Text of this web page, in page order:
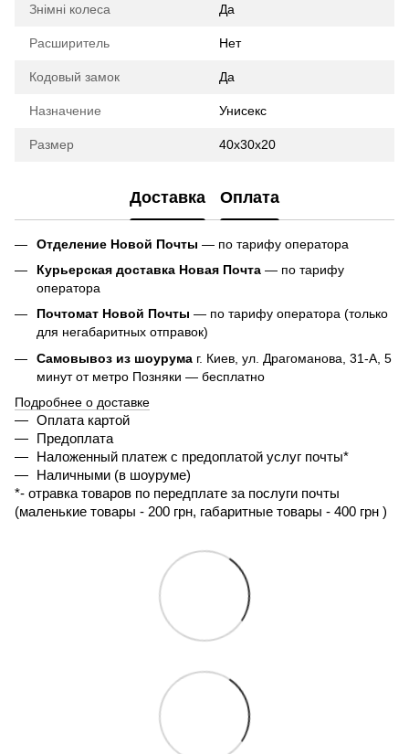
Знімні колеса Да
Расширитель Нет
Кодовый замок Да
Назначение Унисекс
Размер 40х30х20
Доставка Оплата
Отделение Новой Почты — по тарифу оператора
Курьерская доставка Новая Почта — по тарифу
оператора
Почтомат Новой Почты — по тарифу оператора (только
для негабаритных отправок)
Самовывоз из шоурума г. Киев, ул. Драгоманова, 31-А, 5
минут от метро Позняки — бесплатно
Подробнее о доставке
Оплата картой
Предоплата
Наложенный платеж с предоплатой услуг почты*
Наличными (в шоуруме)
*- отравка товаров по передплате за послуги почты
(маленькие товары - 200 грн, габаритные товары - 400 грн )